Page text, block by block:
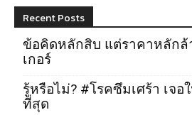
Recent Posts
ข้อคิดหลักสิบ แต่ราคาหลักล้
เกอร์
รู้หรือไม่? #โรคซึมเศร้า เจ
ที่สุด